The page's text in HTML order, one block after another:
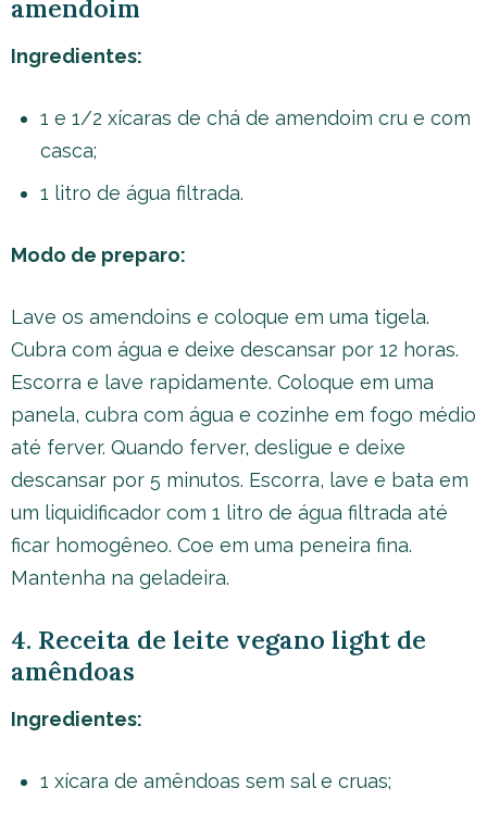
amendoim
Ingredientes:
1 e 1/2 xícaras de chá de amendoim cru e com
casca;
1 litro de água filtrada.
Modo de preparo:
Lave os amendoins e coloque em uma tigela.
Cubra com água e deixe descansar por 12 horas.
Escorra e lave rapidamente. Coloque em uma
panela, cubra com água e cozinhe em fogo médio
até ferver. Quando ferver, desligue e deixe
descansar por 5 minutos. Escorra, lave e bata em
um liquidificador com 1 litro de água filtrada até
ficar homogêneo. Coe em uma peneira fina.
Mantenha na geladeira.
4. Receita de leite vegano light de
amêndoas
Ingredientes:
1 xícara de amêndoas sem sal e cruas;